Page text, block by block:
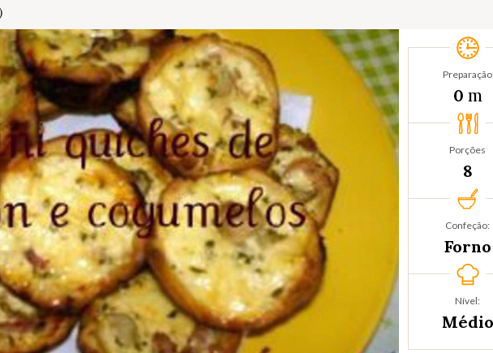
Preparação
0 m
Porções
8
Confeção:
Forno
Nível:
Médio